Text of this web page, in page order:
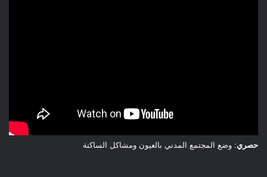
حصري: وضع المجتمع المدني بالعيون ومشاكل الساكنة